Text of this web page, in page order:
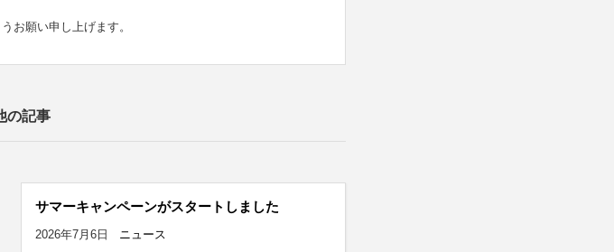
お願い申し上げます。
の記事
サマーキャンペーンがスタートしました
2026年7月6日 ニュース